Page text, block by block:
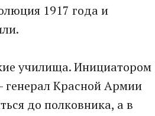
1917 года и
училища. Инициатором
генерал Красной Армии
до полковника, а в